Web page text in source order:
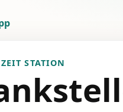
STATION